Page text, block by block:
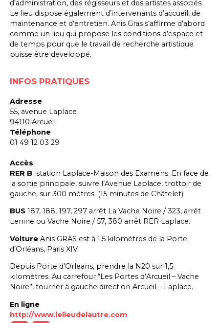
d’administration, des régisseurs et des artistes associés.
Le lieu dispose également d’intervenants d’accueil, de
maintenance et d’entretien. Anis Gras s’affirme d’abord
comme un lieu qui propose les conditions d’espace et
de temps pour que le travail de recherche artistique
puisse être développé.
INFOS PRATIQUES
Adresse
55, avenue Laplace
94110 Arcueil
Téléphone
01 49 12 03 29
Accès
RER B station Laplace-Maison des Examens. En face de
la sortie principale, suivre l’Avenue Laplace, trottoir de
gauche, sur 300 mètres. (15 minutes de Châtelet)
BUS 187, 188, 197, 297 arrêt La Vache Noire / 323, arrêt
Lenine ou Vache Noire / 57, 380 arrêt RER Laplace.
Voiture Anis GRAS est à 1,5 kilomètres de la Porte
d’Orléans, Paris XIV.
Depuis Porte d’Orléans, prendre la N20 sur 1,5
kilomètres. Au carrefour “Les Portes d’Arcueil – Vache
Noire”, tourner à gauche direction Arcueil – Laplace.
En ligne
http://www.lelieudelautre.com